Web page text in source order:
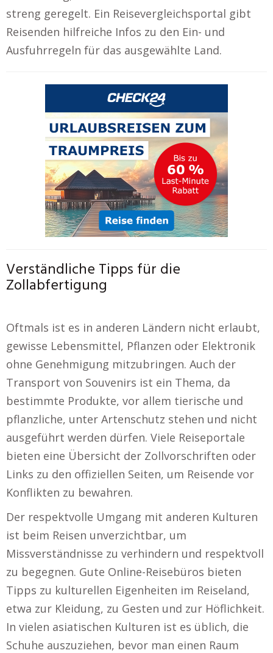
streng geregelt. Ein Reisevergleichsportal gibt
Reisenden hilfreiche Infos zu den Ein- und
Ausfuhrregeln für das ausgewählte Land.
Verständliche Tipps für die
Zollabfertigung
Oftmals ist es in anderen Ländern nicht erlaubt,
gewisse Lebensmittel, Pflanzen oder Elektronik
ohne Genehmigung mitzubringen. Auch der
Transport von Souvenirs ist ein Thema, da
bestimmte Produkte, vor allem tierische und
pflanzliche, unter Artenschutz stehen und nicht
ausgeführt werden dürfen. Viele Reiseportale
bieten eine Übersicht der Zollvorschriften oder
Links zu den offiziellen Seiten, um Reisende vor
Konflikten zu bewahren.
Der respektvolle Umgang mit anderen Kulturen
ist beim Reisen unverzichtbar, um
Missverständnisse zu verhindern und respektvoll
zu begegnen. Gute Online-Reisebüros bieten
Tipps zu kulturellen Eigenheiten im Reiseland,
etwa zur Kleidung, zu Gesten und zur Höflichkeit.
In vielen asiatischen Kulturen ist es üblich, die
Schuhe auszuziehen, bevor man einen Raum